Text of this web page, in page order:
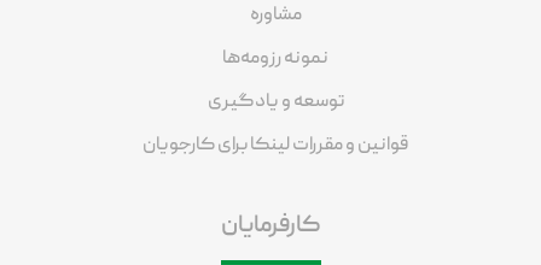
مشاوره
نمونه رزومه‌ها
توسعه و یادگیری
قوانین و مقررات لینکا برای کارجویان
کارفرمایان